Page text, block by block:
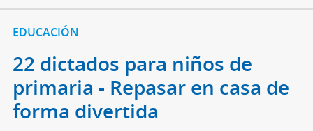
EDUCACIÓN
22 dictados para niños de
primaria - Repasar en casa de
forma divertida